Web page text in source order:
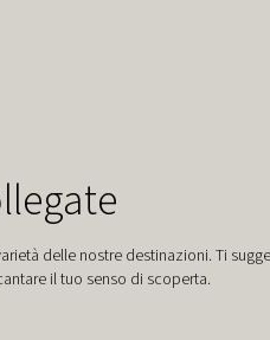
delle nostre destinazioni. Ti
il tuo senso di scoperta.